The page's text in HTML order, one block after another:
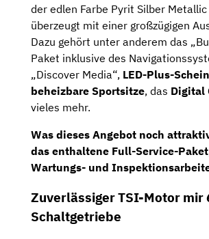
der edlen Farbe Pyrit Silber Metallic
überzeugt mit einer großzügigen
Dazu gehört unter anderem das
Paket inklusive des
„Discover Media“, LED-Plus-
beheizbare Sportsitze, das Digital
vieles mehr.
Was dieses Angebot noch
das enthaltene Full-Service-
Wartungs- und
Zuverlässiger TSI-Motor mir
Schaltgetriebe